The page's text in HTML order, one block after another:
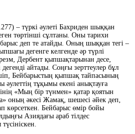
– түркі әулеті Бахриден шыққан
төртінші сұлтаны. Оны тарихи
деп те атайды. Оның шыққан тегі –
дегенге келгенде әр түрлі
Дербент қыпшақтарынан десе,
дегенді айтады. Соңғы зерттеулер бұл
Бейбарыстың қыпшақ тайпасының
тұқымы екені анықтауға
«Мың бір түнмен» қатар қоятын
оның әкесі Жамақ, шешесі әйек деп,
көрсеткен. Бейбарыс өмір бойы
Азиядағы араб тілдес